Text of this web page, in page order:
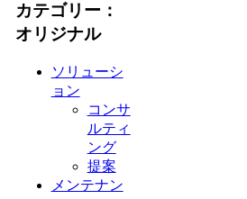
カテゴリー：
オリジナル
ソリューシ
ョン
コンサ
ルティ
ング
提案
メンテナン